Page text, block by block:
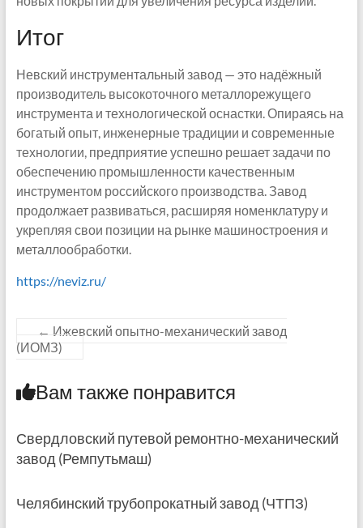
Итог
Невский инструментальный завод — это надёжный
производитель высокоточного металлорежущего
инструмента и технологической оснастки. Опираясь на
богатый опыт, инженерные традиции и современные
технологии, предприятие успешно решает задачи по
обеспечению промышленности качественным
инструментом российского производства. Завод
продолжает развиваться, расширяя номенклатуру и
укрепляя свои позиции на рынке машиностроения и
металлообработки.
https://neviz.ru/
← Ижевский опытно-механический завод
(ИОМЗ)
Вам также понравится
Свердловский путевой ремонтно-механический
завод (Ремпутьмаш)
Челябинский трубопрокатный завод (ЧТПЗ)